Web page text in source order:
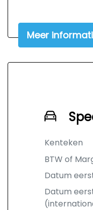
Meer
Kenteken
BTW of
Datum
Datum